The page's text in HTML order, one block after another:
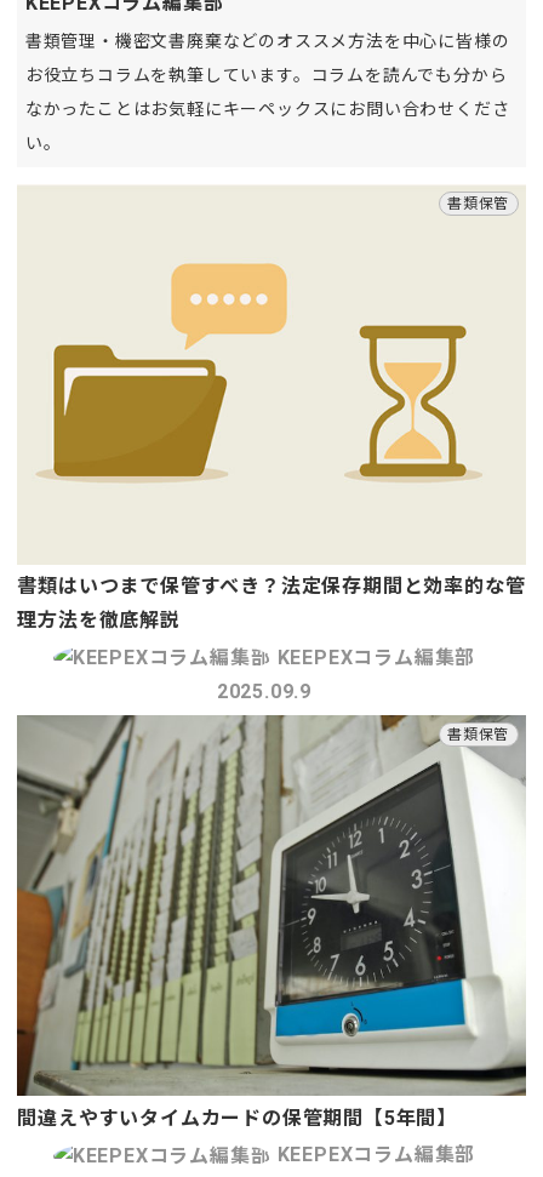
書類管理・機密文書廃棄などのオススメ方法を中心に皆様の
お役立ちコラムを執筆しています。コラムを読んでも分から
なかったことはお気軽にキーペックスにお問い合わせくださ
い。
書類保管
書類はいつまで保管すべき？法定保存期間と効率的な管
理方法を徹底解説
KEEPEXコラム編集部
2025.09.9
書類保管
間違えやすいタイムカードの保管期間【5年間】
KEEPEXコラム編集部